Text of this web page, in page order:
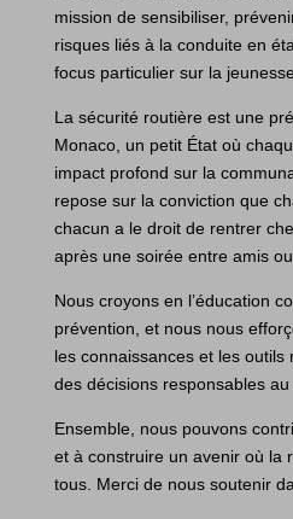
mission de sensibiliser,
risques liés à la conduite en
focus particulier sur la jeunesse.
La sécurité routière est une
Monaco, un petit État où
impact profond sur la
repose sur la conviction que
chacun a le droit de rentrer
après une soirée entre amis
Nous croyons en l’éducation
prévention, et nous nous
les connaissances et les
des décisions responsables au
Ensemble, nous pouvons
et à construire un avenir où la
tous. Merci de nous soutenir